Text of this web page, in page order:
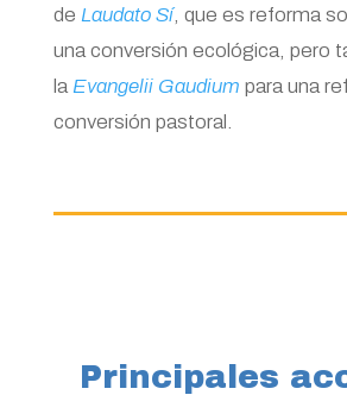
de Laudato Sí, que es reforma
una conversión ecológica, pero
laEvangelii Gaudium para una
conversión pastoral.
Principales